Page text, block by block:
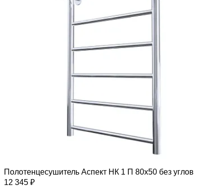
Полотенцесушитель Аспект НК 1 П 80х50 без углов
12 345 ₽